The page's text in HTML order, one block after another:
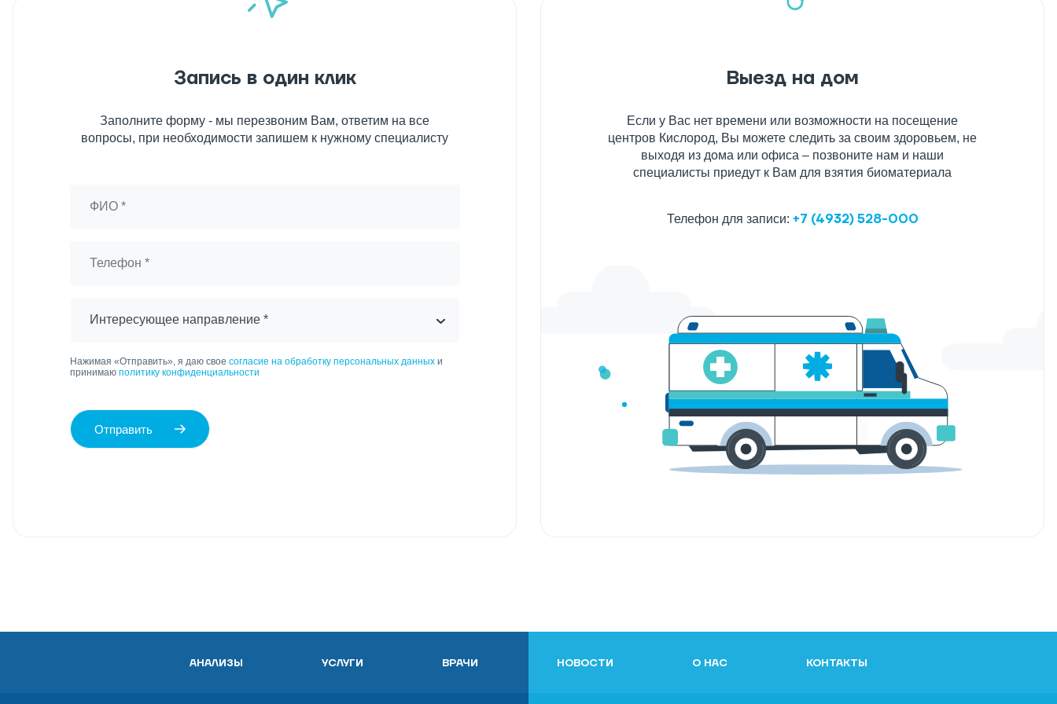
Запись в один клик
Заполните форму - мы перезвоним Вам, ответим на все
вопросы, при необходимости запишем к нужному специалисту
Интересующее направление *
Нажимая «Отправить», я даю свое согласие на обработку персональных данныхи
принимаю политику конфиденциальности
Отправить
Выезд на дом
Если у Вас нет времени или возможности на посещение
центров Кислород, Вы можете следить за своим здоровьем, не
выходя из дома или офиса – позвоните нам и наши
специалисты приедут к Вам для взятия биоматериала
Телефон для записи: +7 (4932) 528-000
АНАЛИЗЫ УСЛУГИ ВРАЧИ НОВОСТИ О НАС КОНТАКТЫ